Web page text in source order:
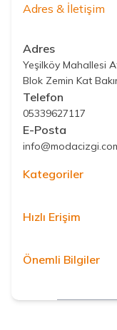
Adres & İletişim
Adres
Yeşilköy Mahallesi
Blok Zemin Kat
Telefon
05339627117
E-Posta
Kategoriler
Hızlı Erişim
Önemli Bilgiler